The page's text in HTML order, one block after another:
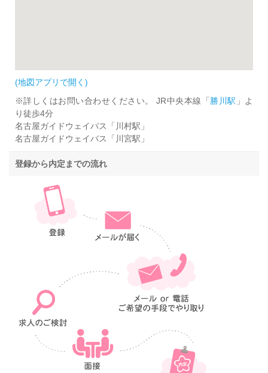
(地図アプリで開く)
※詳しくはお問い合わせください。 JR中央本線「 勝川駅 」よ
り徒歩4分
名古屋ガイドウェイバス「川村駅」
名古屋ガイドウェイバス「川宮駅」
登録から内定までの流れ